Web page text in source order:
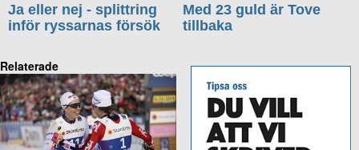
Ja eller nej - splittring
inför ryssarnas försök
Med 23 guld är Tove
tillbaka
Relaterade